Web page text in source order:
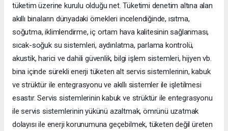
tüketim üzerine kurulu olduğu net. Tüketimi denetim altına alan
akıllı binaların dünyadaki örnekleri incelendiğinde, ısıtma,
soğutma, iklimlendirme, iç ortam hava kalitesinin sağlanması,
sıcak-soğuk su sistemleri, aydınlatma, parlama kontrolü,
akustik, harici ve dahili güvenlik, bilgi işlem sistemleri, hijyen vb.
bina içinde sürekli enerji tüketen alt servis sistemlerinin, kabuk
ve strüktür ile entegrasyonu ve akıllı sistemler ile işletilmesi
esastır. Servis sistemlerinin kabuk ve strüktür ile entegrasyonu
ile servis sistemlerinin yükünü azaltmak, ömrünü uzatmak
dolayısı ile enerji korunumuna geçebilmek, tüketen değil üreten